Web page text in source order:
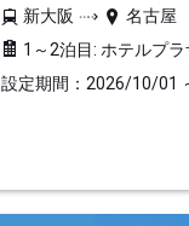
新大阪
名古屋
1～2泊目: ホテルプ
設定期間：2026/10/01